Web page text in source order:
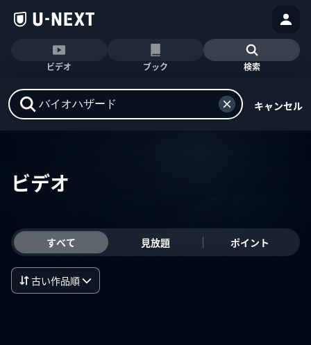
ビデオ ブック 検索
キャンセル
ビデオ
すべて 見放題 ポイント
古い作品順